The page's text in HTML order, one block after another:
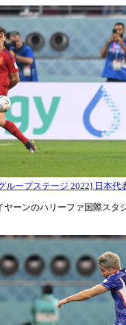
ループステージ 2022] 日本代
ヤーンのハリーファ国際スタ